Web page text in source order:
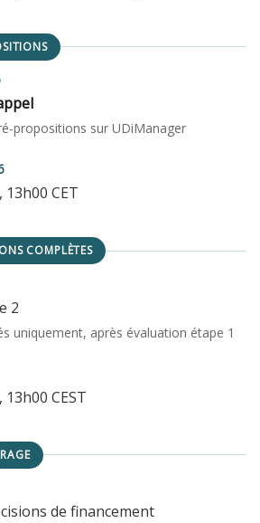
propositions sur UDiManager
CET
COMPLÈTES
2
uniquement, après évaluation étape 1
CEST
de financement